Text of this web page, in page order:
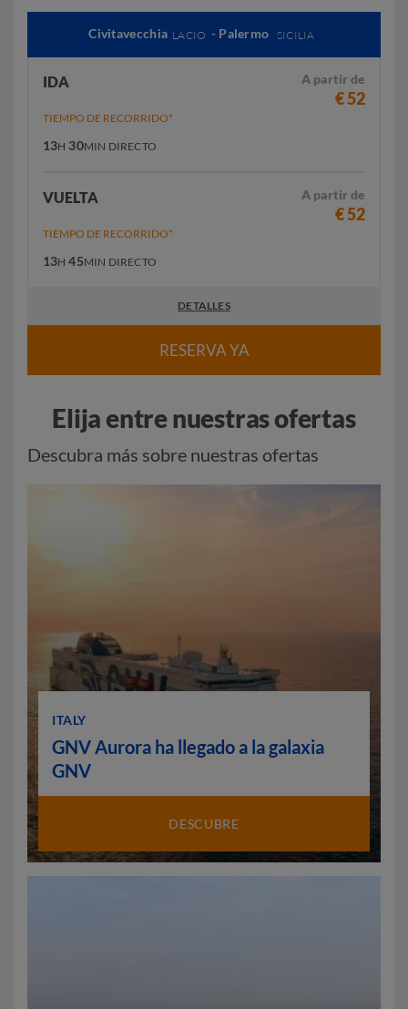
Civitavecchia LACIO - Palermo SICILIA
IDA A partir de
€ 52
TIEMPO DE RECORRIDO*
13H 30MIN DIRECTO
VUELTA A partir de
€ 52
TIEMPO DE RECORRIDO*
13H 45MIN DIRECTO
DETALLES
RESERVA YA
Elija entre nuestras ofertas
Descubra más sobre nuestras ofertas
ITALY
GNV Aurora ha llegado a la galaxia
GNV
DESCUBRE